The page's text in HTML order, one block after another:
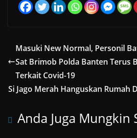
Masuki New Normal, Personil
Sat Brimob Polda Banten Terus
Terkait Covid-19
Si Jago Merah Hanguskan Rumah
Anda Juga Mungkin